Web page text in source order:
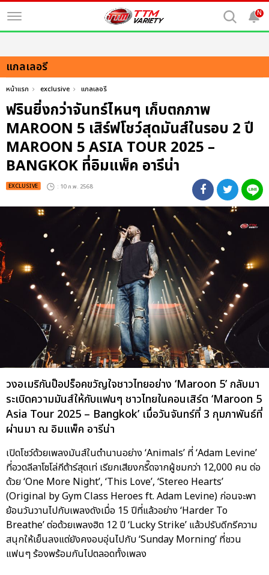
N
แกลเลอรี
หน้าแรก exclusive แกลเลอรี
ฟรินยิ่งกว่าจันทร์ไหนๆ เก็บตกภาพ
MAROON 5 เสิร์ฟโชว์สุดมันส์ในรอบ 2 ปี
MAROON 5 ASIA TOUR 2025 –
BANGKOK ที่อิมแพ็ค อารีน่า
EXCLUSIVE : 10 ก.พ. 2568
วงอเมริกันป็อปร็อคขวัญใจชาวไทยอย่าง ‘Maroon 5’ กลับมา
ระเบิดความมันส์ให้กับแฟนๆ ชาวไทยในคอนเสิร์ต ‘Maroon 5
Asia Tour 2025 – Bangkok’ เมื่อวันจันทร์ที่ 3 กุมภาพันธ์ที่
ผ่านมา ณ อิมแพ็ค อารีน่า
เปิดโชว์ด้วยเพลงมันส์ในตำนานอย่าง ‘Animals’ ที่ ‘Adam Levine’
ที่อวดลีลาโซโล่กีต้าร์สุดเท่ เรียกเสียงกรี๊ดจากผู้ชมกว่า 12,000 คน ต่อ
ด้วย ‘One More Night’, ‘This Love’, ‘Stereo Hearts’
(Original by Gym Class Heroes ft. Adam Levine) ก่อนจะพา
ย้อนวันวานไปกับเพลงดังเมื่อ 15 ปีที่แล้วอย่าง ‘Harder To
Breathe’ ต่อด้วยเพลงฮิต 12 ปี ‘Lucky Strike’ แล้วปรับดีกรีความ
สนุกให้เย็นลงแต่ยังคงอบอุ่นไปกับ ‘Sunday Morning’ ที่ชวน
แฟนๆ ร้องพร้อมกันไปตลอดทั้งเพลง